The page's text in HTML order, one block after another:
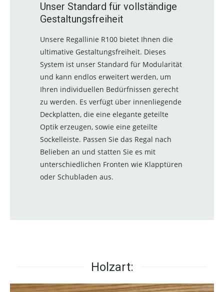
Unser Standard für vollständige
Gestaltungsfreiheit
Unsere Regallinie R100 bietet Ihnen die
ultimative Gestaltungsfreiheit. Dieses
System ist unser Standard für Modularität
und kann endlos erweitert werden, um
Ihren individuellen Bedürfnissen gerecht
zu werden. Es verfügt über innenliegende
Deckplatten, die eine elegante geteilte
Optik erzeugen, sowie eine geteilte
Sockelleiste. Passen Sie das Regal nach
Belieben an und statten Sie es mit
unterschiedlichen Fronten wie Klapptüren
oder Schubladen aus.
Holzart: